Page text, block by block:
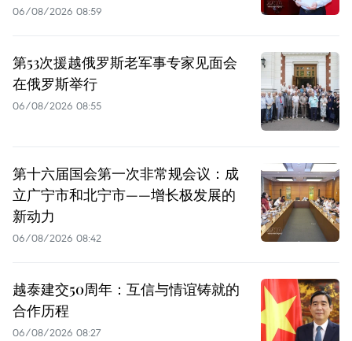
06/08/2026 08:59
第53次援越俄罗斯老军事专家见面会
在俄罗斯举行
06/08/2026 08:55
第十六届国会第一次非常规会议：成
立广宁市和北宁市——增长极发展的
新动力
06/08/2026 08:42
越泰建交50周年：互信与情谊铸就的
合作历程
06/08/2026 08:27